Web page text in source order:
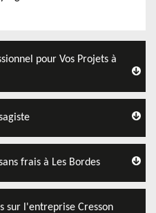
pour Vos Projets à
frais à Les Bordes
sur l'entreprise Cresson